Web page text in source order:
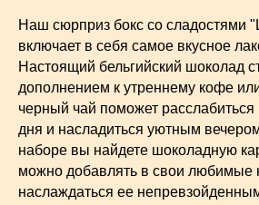
Наш сюрприз бокс со сладостями
включает в себя самое вкусное
Настоящий бельгийский шоколад
дополнением к утреннему кофе
черный чай поможет расслабиться
дня и насладиться уютным
наборе вы найдете шоколадную
можно добавлять в свои любимые
наслаждаться ее